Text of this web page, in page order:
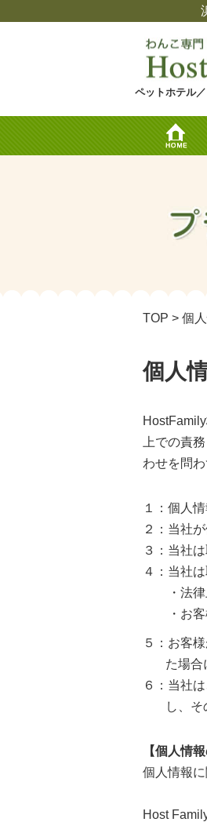
ペットホテル
TOP > 個
個人
上での責
わせを問
１：個人
２：当社
３：当社
４：当社
・法
・お
５：お客
た場合
６：当社
し、
【個人情
個人情報
Host